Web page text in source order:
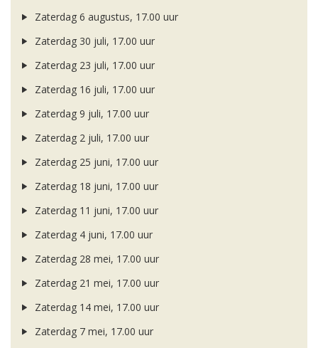
Zaterdag 6 augustus, 17.00 uur
Zaterdag 30 juli, 17.00 uur
Zaterdag 23 juli, 17.00 uur
Zaterdag 16 juli, 17.00 uur
Zaterdag 9 juli, 17.00 uur
Zaterdag 2 juli, 17.00 uur
Zaterdag 25 juni, 17.00 uur
Zaterdag 18 juni, 17.00 uur
Zaterdag 11 juni, 17.00 uur
Zaterdag 4 juni, 17.00 uur
Zaterdag 28 mei, 17.00 uur
Zaterdag 21 mei, 17.00 uur
Zaterdag 14 mei, 17.00 uur
Zaterdag 7 mei, 17.00 uur